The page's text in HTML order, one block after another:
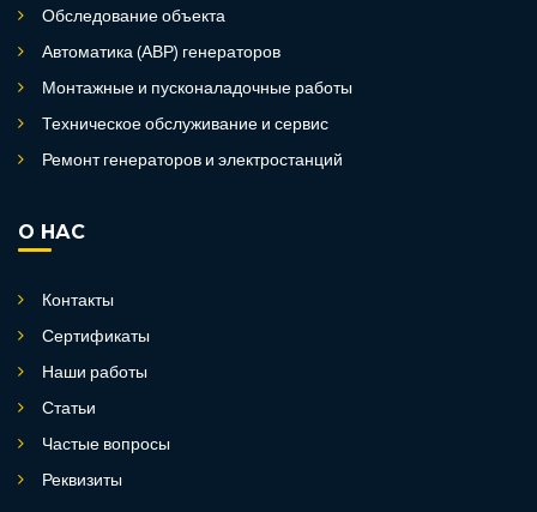
Обследование объекта
Автоматика (АВР) генераторов
Монтажные и пусконаладочные работы
Техническое обслуживание и сервис
Ремонт генераторов и электростанций
О НАС
Контакты
Сертификаты
Наши работы
Статьи
Частые вопросы
Реквизиты